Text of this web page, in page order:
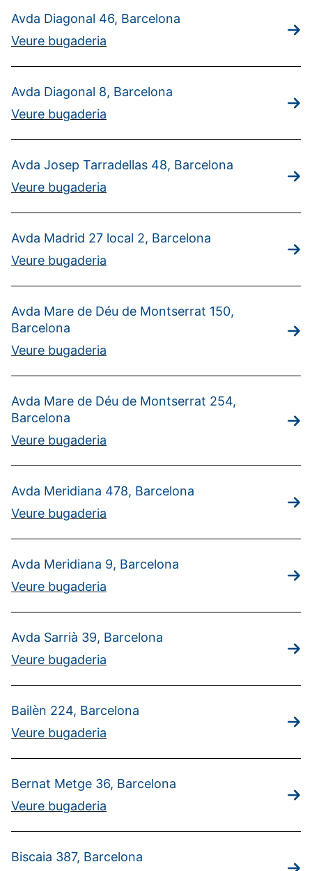
Avda Diagonal 46, Barcelona
Veure bugaderia
Avda Diagonal 8, Barcelona
Veure bugaderia
Avda Josep Tarradellas 48, Barcelona
Veure bugaderia
Avda Madrid 27 local 2, Barcelona
Veure bugaderia
Avda Mare de Déu de Montserrat 150,
Barcelona
Veure bugaderia
Avda Mare de Déu de Montserrat 254,
Barcelona
Veure bugaderia
Avda Meridiana 478, Barcelona
Veure bugaderia
Avda Meridiana 9, Barcelona
Veure bugaderia
Avda Sarrià 39, Barcelona
Veure bugaderia
Bailèn 224, Barcelona
Veure bugaderia
Bernat Metge 36, Barcelona
Veure bugaderia
Biscaia 387, Barcelona